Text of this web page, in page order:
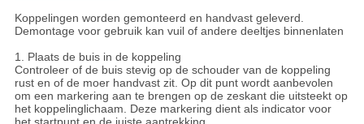
Koppelingen worden gemonteerd en handvast geleverd.
Demontage voor gebruik kan vuil of andere deeltjes binnenlaten
1. Plaats de buis in de koppeling
Controleer of de buis stevig op de schouder van de koppeling
rust en of de moer handvast zit. Op dit punt wordt aanbevolen
om een markering aan te brengen op de zeskant die uitsteekt op
het koppelinglichaam. Deze markering dient als indicator voor